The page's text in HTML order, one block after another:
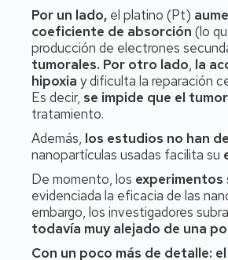
Por un lado, el platino (Pt)
coeficiente de absorción (lo
producción de electrones
tumorales. Por otro lado, la
hipoxia y dificulta la reparación
Es decir, se impide que el
tratamiento.
Además, los estudios no han
nanopartículas usadas facilita su
De momento, los experimentos
evidenciada la eficacia de las
embargo, los investigadores
todavía muy alejado de una
Con un poco más de detalle: